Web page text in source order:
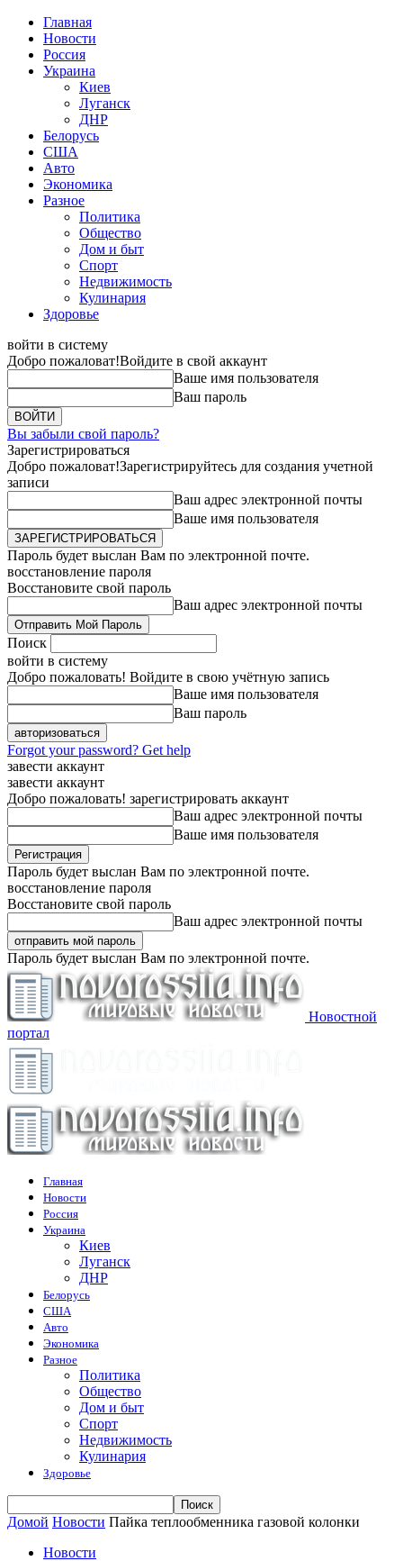
Главная
Новости
Россия
Украина
Киев
Луганск
ДНР
Белорусь
США
Авто
Экономика
Разное
Политика
Общество
Дом и быт
Спорт
Недвижимость
Кулинария
Здоровье
войти в систему
Добро пожаловат!Войдите в свой аккаунт
Ваше имя пользователя
Ваш пароль
Вы забыли свой пароль?
Зарегистрироваться
Добро пожаловат!Зарегистрируйтесь для создания учетной
записи
Ваш адрес электронной почты
Ваше имя пользователя
Пароль будет выслан Вам по электронной почте.
восстановление пароля
Восстановите свой пароль
Ваш адрес электронной почты
Поиск
войти в систему
Добро пожаловать! Войдите в свою учётную запись
Ваше имя пользователя
Ваш пароль
Forgot your password? Get help
завести аккаунт
завести аккаунт
Добро пожаловать! зарегистрировать аккаунт
Ваш адрес электронной почты
Ваше имя пользователя
Пароль будет выслан Вам по электронной почте.
восстановление пароля
Восстановите свой пароль
Ваш адрес электронной почты
Пароль будет выслан Вам по электронной почте.
Новостной
портал
Главная
Новости
Россия
Украина
Киев
Луганск
ДНР
Белорусь
США
Авто
Экономика
Разное
Политика
Общество
Дом и быт
Спорт
Недвижимость
Кулинария
Здоровье
Домой Новости Пайка теплообменника газовой колонки
Новости